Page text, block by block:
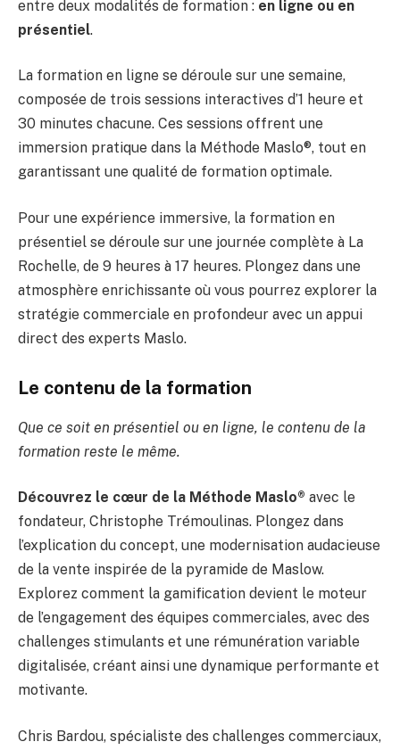
entre deux modalités de formation : en ligne ou en
présentiel.
La formation en ligne se déroule sur une semaine,
composée de trois sessions interactives d’1 heure et
30 minutes chacune. Ces sessions offrent une
immersion pratique dans la Méthode Maslo®️, tout en
garantissant une qualité de formation optimale.
Pour une expérience immersive, la formation en
présentiel se déroule sur une journée complète à La
Rochelle, de 9 heures à 17 heures. Plongez dans une
atmosphère enrichissante où vous pourrez explorer la
stratégie commerciale en profondeur avec un appui
direct des experts Maslo.
Le contenu de la formation
Que ce soit en présentiel ou en ligne, le contenu de la
formation reste le même.
Découvrez le cœur de la Méthode Maslo®️ avec le
fondateur, Christophe Trémoulinas. Plongez dans
l’explication du concept, une modernisation audacieuse
de la vente inspirée de la pyramide de Maslow.
Explorez comment la gamification devient le moteur
de l’engagement des équipes commerciales, avec des
challenges stimulants et une rémunération variable
digitalisée, créant ainsi une dynamique performante et
motivante.
Chris Bardou, spécialiste des challenges commerciaux,